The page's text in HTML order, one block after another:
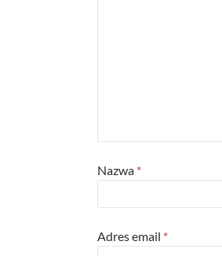
Nazwa *
Adres email *